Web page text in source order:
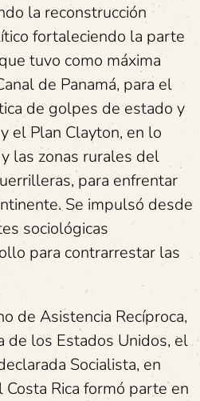
la reconstrucción
fortaleciendo la parte
tuvo como máxima
de Panamá, para el
de golpes de estado y
el Plan Clayton, en lo
las zonas rurales del
para enfrentar
Se impulsó desde
sociológicas
para contrarrestar las
de Asistencia Recíproca,
de los Estados Unidos, el
Socialista, en
Rica formó parte en